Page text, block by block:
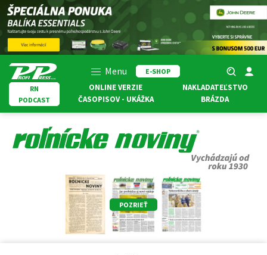
Menu
E-SHOP
RN
PODCAST
ONLINE VERZIE
ČASOPISOV - UKÁŽKA
NAKLADATEĽSTVO
BRÁZDA
POZRIEŤ